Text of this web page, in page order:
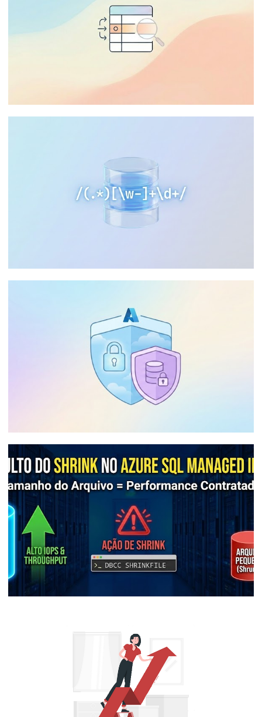
02 de janeiro de 2026 27 min de leitura
SQL Server - Change Tracking vs CDC:
rastreamento de dados leve
31 de dezembro de 2025 15 min de leitura
SQL Server 2025 - Finalmente temos
30 de dezembro de 2025 29 min de leitura
Azure SQL Database Firewall - Como
configurar as regras a nível de servidor e
de banco de dados
28 de dezembro de 2025 5 min de leitura
Por que o Shrink pode acabar com a sua
5 min de leitura